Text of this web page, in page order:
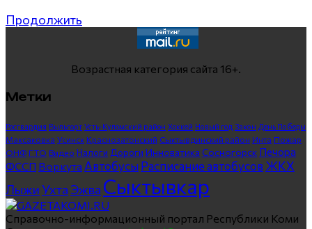
Продолжить
Возрастная категория сайта 16+.
Метки
Росгвардия Выльгорт Усть-Куломский район Хоккей Новый год Закон День Победы
Максаковка Усинск Краснозатонский Сыктывдинский район Инта Пожар
ОНФ ГТО Видео Налоги Дороги Инноватика Сосногорск Печора
ФССП Воркута Автобусы Расписание автобусов ЖКХ
ЛыжиУхта Эжва Сыктывкар
Справочно-информационный портал Республики Коми